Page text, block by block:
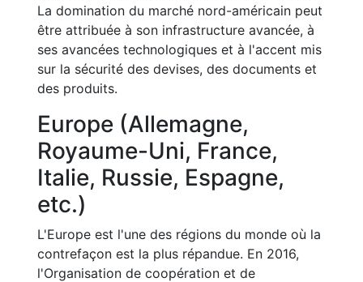
La domination du marché nord-américain peut
être attribuée à son infrastructure avancée, à
ses avancées technologiques et à l'accent mis
sur la sécurité des devises, des documents et
des produits.
Europe (Allemagne,
Royaume-Uni, France,
Italie, Russie, Espagne,
etc.)
L'Europe est l'une des régions du monde où la
contrefaçon est la plus répandue. En 2016,
l'Organisation de coopération et de